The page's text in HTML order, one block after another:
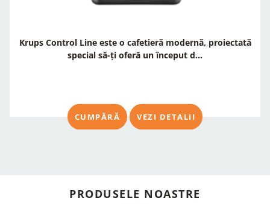
Krups Control Line este o cafetieră modernă, proiectată
special să-ți oferă un început d...
CUMPĂRĂ VEZI DETALII
PRODUSELE NOASTRE